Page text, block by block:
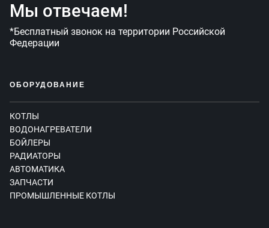
Мы отвечаем!
*Бесплатный звонок на территории Российской
Федерации
ОБОРУДОВАНИЕ
КОТЛЫ
ВОДОНАГРЕВАТЕЛИ
БОЙЛЕРЫ
РАДИАТОРЫ
АВТОМАТИКА
ЗАПЧАСТИ
ПРОМЫШЛЕННЫЕ КОТЛЫ